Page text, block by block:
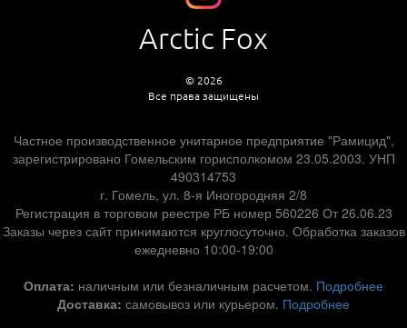
Arctic Fox
© 2026
Все права защищены
Частное производственное унитарное предприятие "Рамицид",
зарегистрировано Гомельским горисполкомом 23.05.2003. УНП
490314753
г. Гомель, ул. 8-я Иногородняя 2/8
Регистрация в торговом реестре РБ номер 560226 От 26.06.23
Заказы через сайт принимаются круглосуточно. Обработка заказов
ежедневно 10:00-19:00
Оплата: наличным или безналичным расчетом. Подробнее
Доставка: самовывоз или курьером. Подробнее